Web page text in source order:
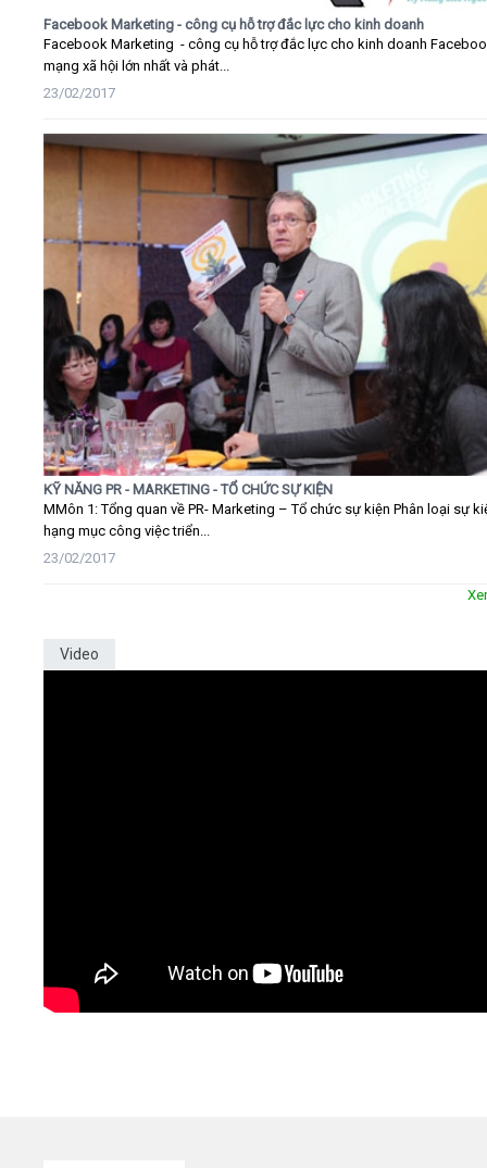
Facebook Marketing - công cụ hỗ trợ đắc lực cho kinh doanh
Facebook Marketing - công cụ hỗ trợ đắc lực cho kinh doanh
mạng xã hội lớn nhất và phát...
23/02/2017
KỸ NĂNG PR - MARKETING - TỔ CHỨC SỰ KIỆN
MMôn 1: Tổng quan về PR- Marketing – Tổ chức sự kiện Phân loại sự
hạng mục công việc triển...
23/02/2017
Video